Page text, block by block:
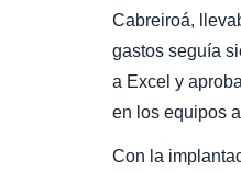
Cabreiroá,
gastos seguía
a Excel y
en los equipos
Con la